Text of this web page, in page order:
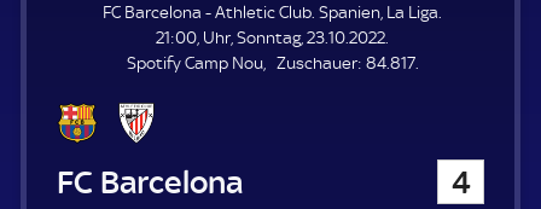
E
L
E
N
FC Barcelona - Athletic Club. Spanien, La Liga.
21:00, Uhr, Sonntag, 23.10.2022.
Spotify Camp Nou
Zuschauer: Z
84.817.
FC Barcelona 4